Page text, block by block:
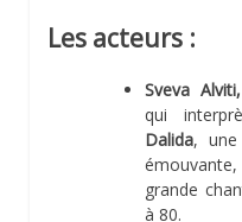
Les acteurs :
Sveva Alviti,
qui
Dalida, une
grande
à 80.